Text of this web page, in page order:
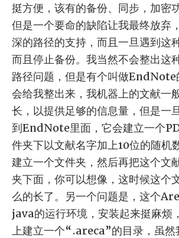
挺方便，该有的备份、同步，加密
但是一个要命的缺陷让我最终放弃
深的路径的支持，而且一旦遇到这
而且停止备份。我当然不会整出这
路径问题，但是有个叫做EndNote
会给我整出来，我机器上的文献一
长，以提供足够的信息量，但是一
到EndNote里面，它会建立一个
件夹下以文献名字加上10位的随机
建立一个文件夹，然后再把这个文
夹下面，你可以想像，这时候这个
么的长了。另一个问题是，这个
java的运行环境，安装起来挺麻烦
上建立一个“.areca”的目录，虽然